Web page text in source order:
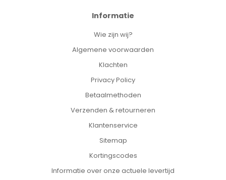
Informatie
Wie zijn wij?
Algemene voorwaarden
Klachten
Privacy Policy
Betaalmethoden
Verzenden & retourneren
Klantenservice
Sitemap
Kortingscodes
Informatie over onze actuele levertijd